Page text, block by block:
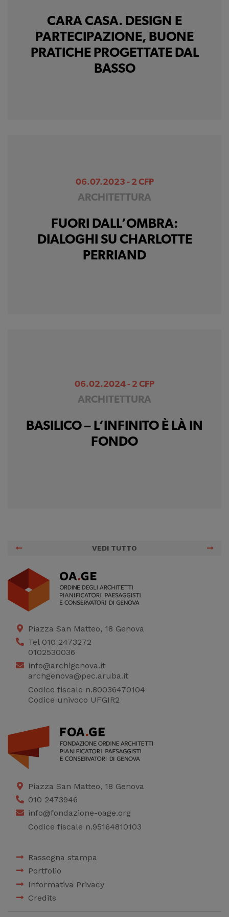
CARA CASA. DESIGN E
PARTECIPAZIONE, BUONE
PRATICHE PROGETTATE DAL
BASSO
06.07.2023 - 2 CFP
ARCHITETTURA
FUORI DALL’OMBRA:
DIALOGHI SU CHARLOTTE
PERRIAND
06.02.2024 - 2 CFP
ARCHITETTURA
BASILICO – L’INFINITO È LÀ IN
FONDO
VEDI TUTTO
Piazza San Matteo, 18 Genova
Tel 010 2473272
0102530036
info@archigenova.it
archgenova@pec.aruba.it
Codice fiscale n.80036470104
Codice univoco UFGIR2
Piazza San Matteo, 18 Genova
010 2473946
info@fondazione-oage.org
Codice fiscale n.95164810103
Rassegna stampa
Portfolio
Informativa Privacy
Credits